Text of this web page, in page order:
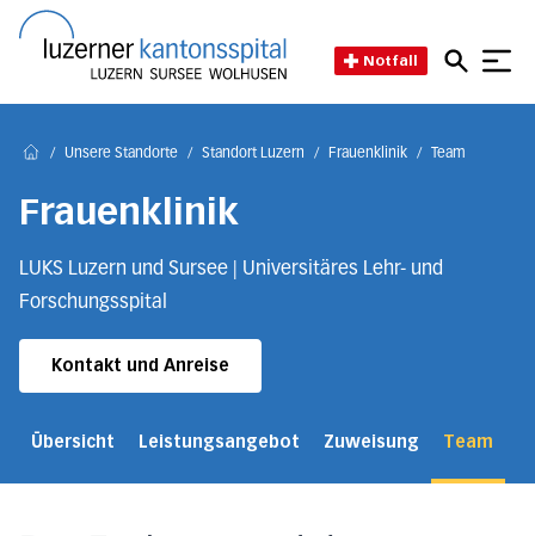
Notfall
/ Unsere Standorte / Standort Luzern / Frauenklinik / Team
Frauenklinik
LUKS Luzern und Sursee | Universitäres Lehr- und
Forschungsspital
Kontakt und Anreise
Übersicht Leistungsangebot Zuweisung Team